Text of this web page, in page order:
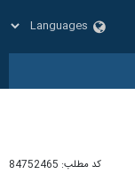
کد مطلب: 84752465